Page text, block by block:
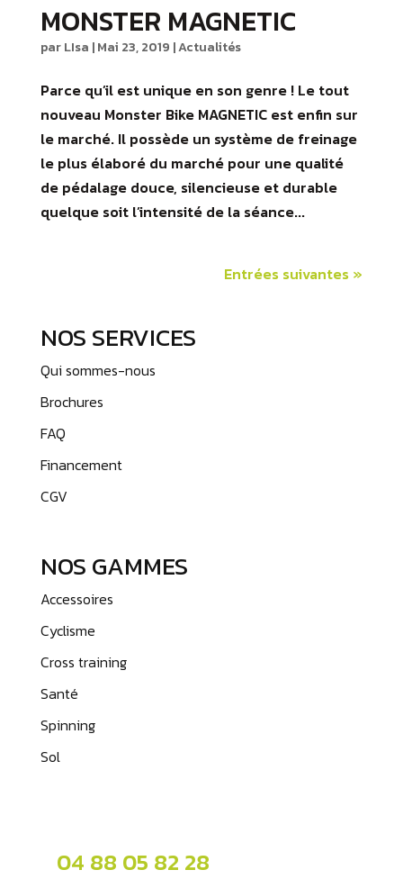
MONSTER MAGNETIC
parLIsa |Mai 23, 2019 |Actualités
Parce qu’il est unique en son genre ! Le tout
nouveau Monster Bike MAGNETIC est enfin sur
le marché. Il possède un système de freinage
le plus élaboré du marché pour une qualité
de pédalage douce, silencieuse et durable
quelque soit l’intensité de la séance...
Entrées suivantes »
NOS SERVICES
Qui sommes-nous
Brochures
FAQ
Financement
CGV
NOS GAMMES
Accessoires
Cyclisme
Cross training
Santé
Spinning
Sol
04 88 05 82 28